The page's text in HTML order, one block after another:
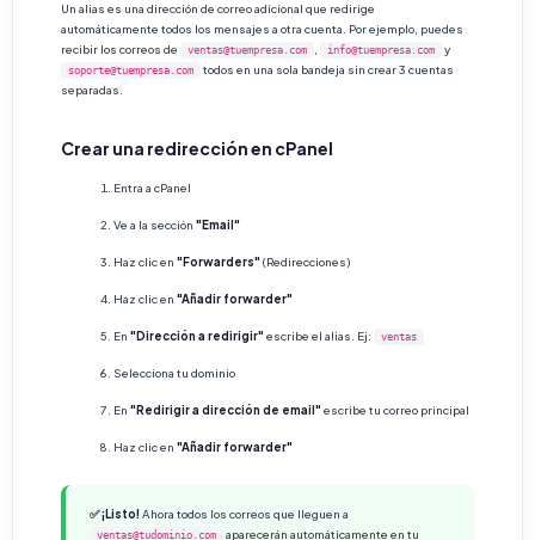
Un alias es una dirección de correo adicional que redirige
automáticamente todos los mensajes a otra cuenta. Por ejemplo, puedes
recibir los correos de
ventas@tuempresa.com info@tuempresa.com y
soporte@tuempresa.com
todos en una sola bandeja sin crear 3 cuentas
separadas.
Crear una redirección en cPanel
Entra a cPanel
Ve a la sección "Email"
Haz clic en "Forwarders" (Redirecciones)
Haz clic en "Añadir forwarder"
En "Dirección a redirigir" escribe el alias. Ej: ventas
Selecciona tu dominio
En "Redirigir a dirección de email" escribe tu correo principal
Haz clic en "Añadir forwarder"
✅ ¡Listo! Ahora todos los correos que lleguen a
ventas@tudominio.com
aparecerán automáticamente en tu